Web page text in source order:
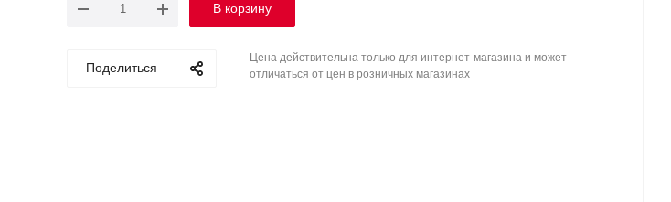
В корзину
Поделиться
Цена действительна только для интернет-магазина и может
отличаться от цен в розничных магазинах